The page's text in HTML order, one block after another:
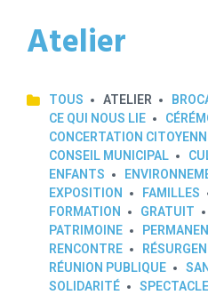
Atelier
TOUS ATELIER
CE QUI NOUS LIE
CONCERTATION
CONSEIL MUNICIPAL
ENFANTS
EXPOSITION
FAMILLES
FORMATION
GRATUIT
PATRIMOINE
RENCONTRE
RÉUNION PUBLIQUE
SOLIDARITÉ
SPECTACLE